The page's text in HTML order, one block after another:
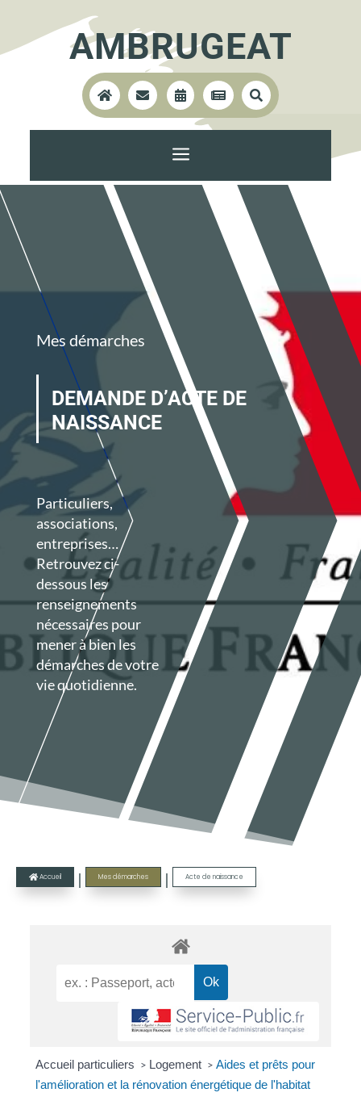
AMBRUGEAT
    
a
Mes démarches
DEMANDE D’ACTE DE
NAISSANCE
Particuliers,
associations,
entreprises…
Retrouvez ci-
dessous les
renseignements
nécessaires pour
mener à bien les
démarches de votre
vie quotidienne.
 Accueil | Mes démarches | Acte de naissance
Accueil particuliers > Logement > Aides et prêts pour
l'amélioration et la rénovation énergétique de l'habitat